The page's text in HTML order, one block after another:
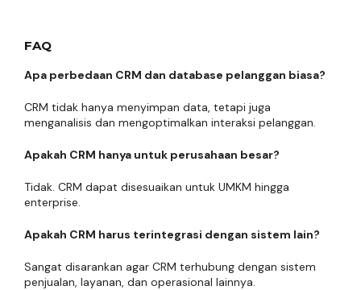
FAQ
Apa perbedaan CRM dan database pelanggan biasa?
CRM tidak hanya menyimpan data, tetapi juga
menganalisis dan mengoptimalkan interaksi pelanggan.
Apakah CRM hanya untuk perusahaan besar?
Tidak. CRM dapat disesuaikan untuk UMKM hingga
enterprise.
Apakah CRM harus terintegrasi dengan sistem lain?
Sangat disarankan agar CRM terhubung dengan sistem
penjualan, layanan, dan operasional lainnya.